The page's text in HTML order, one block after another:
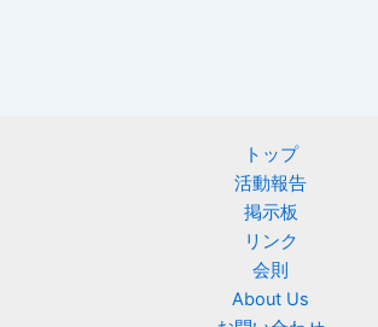
トップ
活動報告
掲示板
リンク
会則
About Us